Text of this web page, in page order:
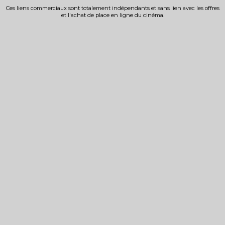
Ces liens commerciaux sont totalement indépendants et sans lien avec les offres
et l'achat de place en ligne du cinéma.